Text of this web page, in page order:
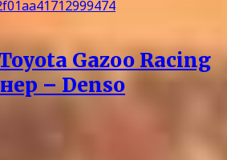
Gazoo Racing
– Denso